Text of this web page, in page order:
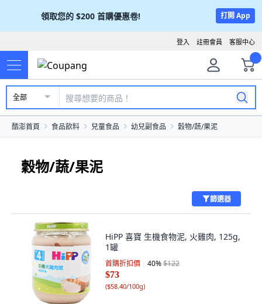
領取您的 $200 首購優惠卷! 打開 App
客服中心
註冊會員
登入
全部
酷澎首頁 食品飲料 兒童食品 幼兒副食品 穀物/蔬/果泥
穀物/蔬/果泥
篩選器
HiPP 喜寶 生機食物泥, 火雞肉, 125g,
1罐
首購折扣價 40%$122
$73
($58.40/100g)